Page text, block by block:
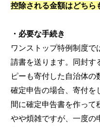
控除される金額はどちら
・必要な手続き
ワンストップ特例制度で
請書を送ります。同封す
ピーも寄付した自治体の
確定申告の場合、寄付を
間に確定申告書を作って
やや煩雑ですが、一度の